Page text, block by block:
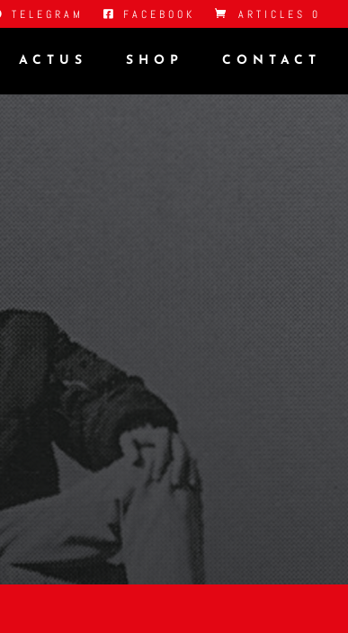
TELEGRAM FACEBOOK ARTICLES 0
ACTUS SHOP CONTACT